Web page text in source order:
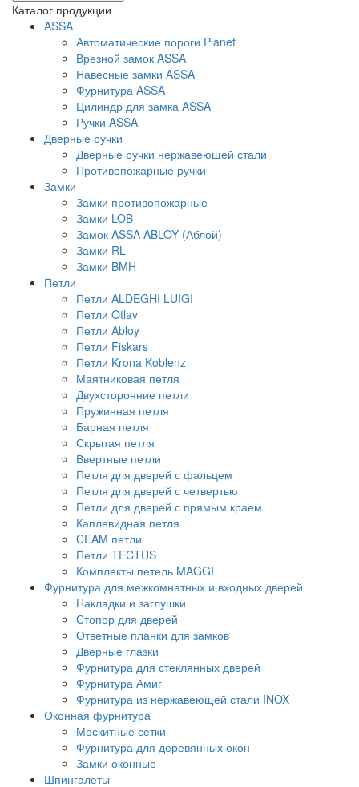
Каталог продукции
ASSA
Автоматические пороги Planet
Врезной замок ASSA
Навесные замки ASSA
Фурнитура ASSA
Цилиндр для замка ASSA
Ручки ASSA
Дверные ручки
Дверные ручки нержавеющей стали
Противопожарные ручки
Замки
Замки противопожарные
Замки LOB
Замок ASSA ABLOY (Аблой)
Замки RL
Замки BMH
Петли
Петли ALDEGHI LUIGI
Петли Otlav
Петли Abloy
Петли Fiskars
Петли Krona Koblenz
Маятниковая петля
Двухсторонние петли
Пружинная петля
Барная петля
Скрытая петля
Ввертные петли
Петля для дверей с фальцем
Петля для дверей с четвертью
Петли для дверей с прямым краем
Каплевидная петля
CEAM петли
Петли TECTUS
Комплекты петель MAGGI
Фурнитура для межкомнатных и входных дверей
Накладки и заглушки
Стопор для дверей
Ответные планки для замков
Дверные глазки
Фурнитура для стеклянных дверей
Фурнитура Амиг
Фурнитура из нержавеющей стали INOX
Оконная фурнитура
Москитные сетки
Фурнитура для деревянных окон
Замки оконные
Шпингалеты